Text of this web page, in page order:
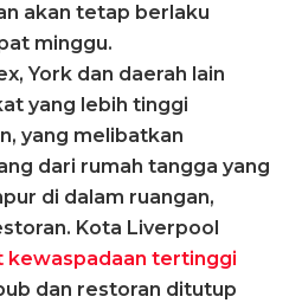
akan tetap berlaku
minggu.
York dan daerah lain
yang lebih tinggi
yang melibatkan
dari rumah tangga yang
di dalam ruangan,
Kota Liverpool
kewaspadaan tertinggi
dan restoran ditutup